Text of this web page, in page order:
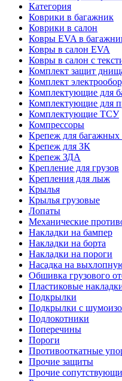
Категория
Коврики в багажник
Коврики в салон
Ковры EVA в
Ковры в салон EVA
Ковры в салон с
Комплект защит
Комплект
Комплектующие для
Комплектующие для
Комплектующие ТСУ
Компрессоры
Крепеж для багажных
Крепеж для ЗК
Крепеж ЗДА
Крепление для грузов
Крепления для лыж
Крылья
Крылья грузовые
Лопаты
Механические
Накладки на бампер
Накладки на борта
Накладки на пороги
Насадка на
Обшивка грузового
Пластиковые
Подкрылки
Подкрылки с
Подлокотники
Поперечины
Пороги
Противооткатные
Прочие защиты
Прочие